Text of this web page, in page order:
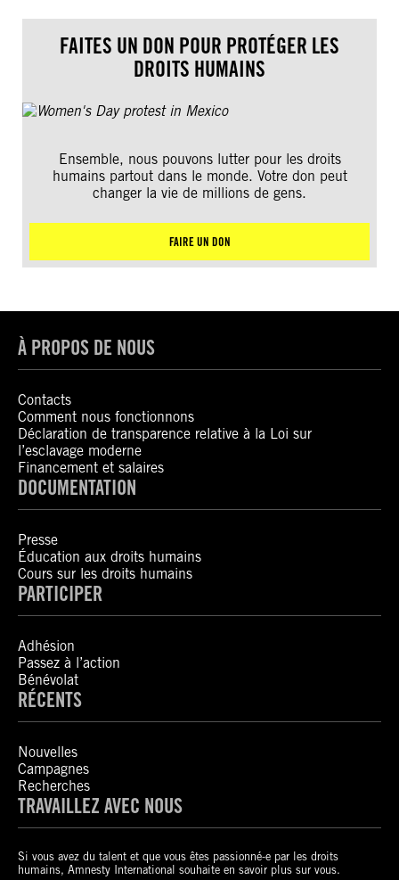
FAITES UN DON POUR PROTÉGER LES
DROITS HUMAINS
Ensemble, nous pouvons lutter pour les droits
humains partout dans le monde. Votre don peut
changer la vie de millions de gens.
FAIRE UN DON
À PROPOS DE NOUS
Contacts
Comment nous fonctionnons
Déclaration de transparence relative à la Loi sur
l’esclavage moderne
Financement et salaires
DOCUMENTATION
Presse
Éducation aux droits humains
Cours sur les droits humains
PARTICIPER
Adhésion
Passez à l’action
Bénévolat
RÉCENTS
Nouvelles
Campagnes
Recherches
TRAVAILLEZ AVEC NOUS
Si vous avez du talent et que vous êtes passionné-e par les droits
humains, Amnesty International souhaite en savoir plus sur vous.